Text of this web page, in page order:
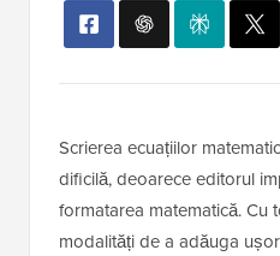
Scrierea ecuațiilor
dificilă, deoarece editorul
formatarea matematică. Cu
modalități de a adăuga